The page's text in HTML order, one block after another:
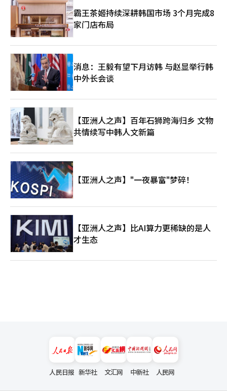
国结手工体验、魔法汉字挑战、汉字姓名书写、脸部彩绘等互动项
目。学生、家长和普通市民积极参与各项体验活动，现场掌声不
断、反响热烈，充分展现了国际中文日活动的亲和力、参与性与传
播力。 本次活动突破以往以室内场地和会员对象为主的举办形
式，首次在首尔乐园这一开放式公共空间举行，让更多家庭游客与
普通市民能够近距离接触中文和中国文化。主办方表示，今后将继
续秉持国际中文日的宗旨，持续推动韩中教育文化交流与民间友
好，为两国人民相互理解和文明互鉴贡献更多力量。 联合国国际
中文日是2010年联合国新闻部（现全球传播部）启动的节日。这
一倡议以庆贺多种语言的使用和文化多样性，并促进六种官方语言
在联合国的平等使用为目的。同年，中国常驻联合国代表团向联合
国建议，将中文日定为每年4月20日中国传统节气“谷雨”这一
天，以纪念“中华文字始祖”仓颉造字的贡献，全球各地会举办书
法、文化体验等活动。
霸王茶姬持续深耕韩国市场 3个月完成8
家门店布局
消息：王毅有望下月访韩 与赵显举行韩
中外长会谈
【亚洲人之声】百年石狮跨海归乡 文物
共情续写中韩人文新篇
【亚洲人之声】"一夜暴富"梦碎！
【亚洲人之声】比AI算力更稀缺的是人
才生态
人民日报 新华社 文汇网 中新社 人民网